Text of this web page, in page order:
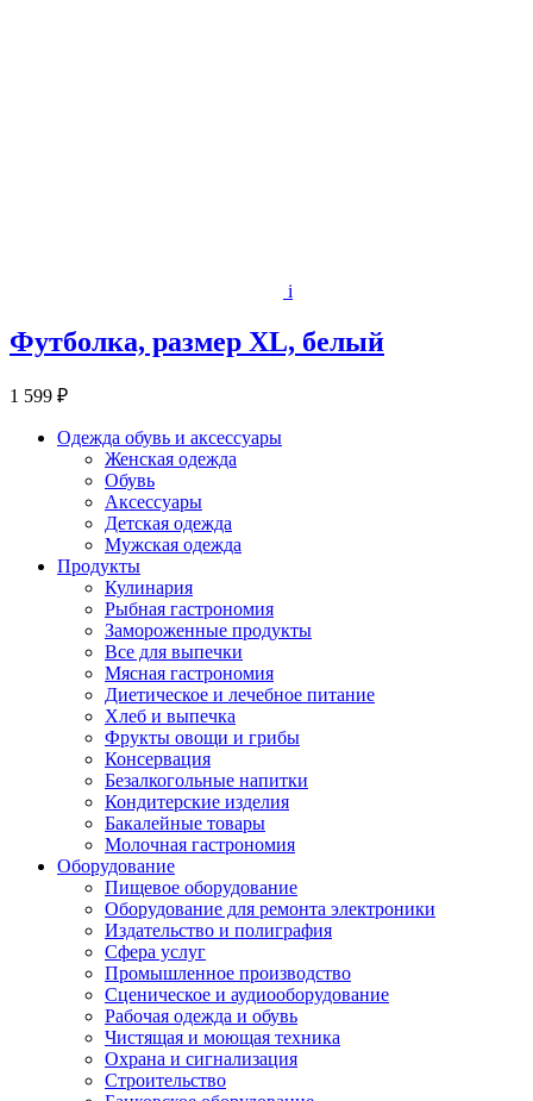
i
Футболка, размер XL, белый
1 599 ₽
Одежда обувь и аксессуары
Женская одежда
Обувь
Аксессуары
Детская одежда
Мужская одежда
Продукты
Кулинария
Рыбная гастрономия
Замороженные продукты
Все для выпечки
Мясная гастрономия
Диетическое и лечебное питание
Хлеб и выпечка
Фрукты овощи и грибы
Консервация
Безалкогольные напитки
Кондитерские изделия
Бакалейные товары
Молочная гастрономия
Оборудование
Пищевое оборудование
Оборудование для ремонта электроники
Издательство и полиграфия
Сфера услуг
Промышленное производство
Сценическое и аудиооборудование
Рабочая одежда и обувь
Чистящая и моющая техника
Охрана и сигнализация
Строительство